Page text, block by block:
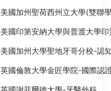
美國加州聖荷西州立大學(雙聯
美國印第安納大學與普渡大學
美國加州大學聖地牙哥分校-認
英國倫敦大學金匠學院-國際認